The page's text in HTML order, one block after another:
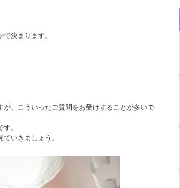
決まります。
、こういったご質問をお受けすることが多いで
。
いきましょう。